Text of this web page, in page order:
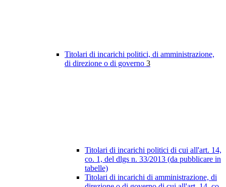
Titolari di incarichi politici, di amministrazione,
di direzione o di governo 3
Titolari di incarichi politici di cui all'art. 14,
co. 1, del dlgs n. 33/2013 (da pubblicare in
tabelle)
Titolari di incarichi di amministrazione, di